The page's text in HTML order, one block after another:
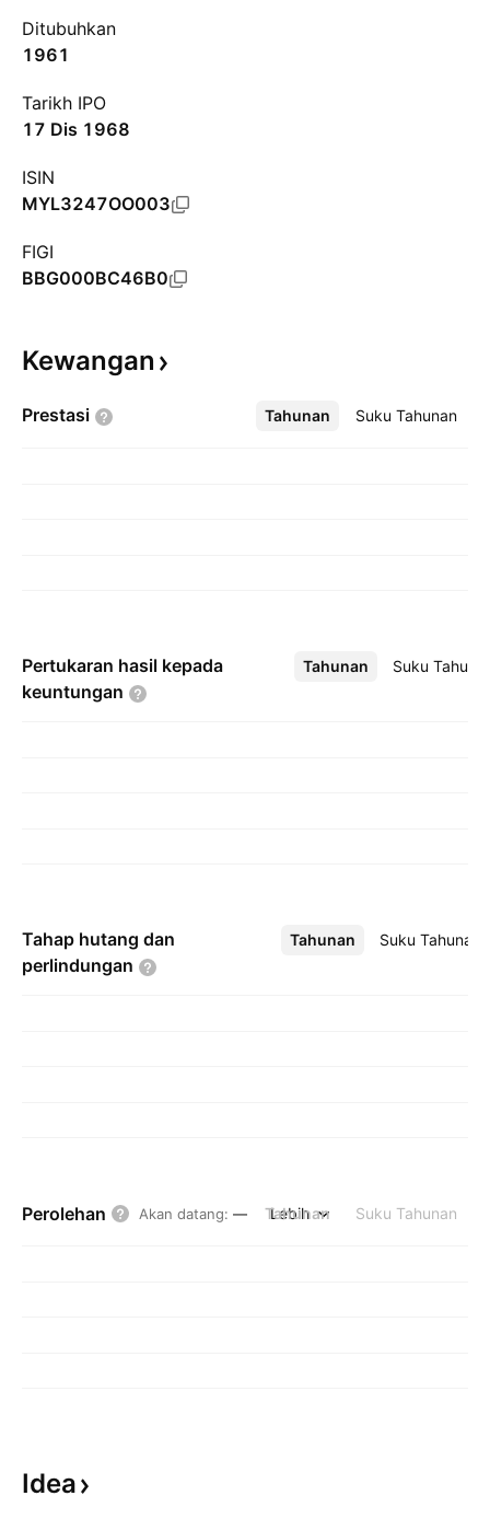
Ditubuhkan
1961
Tarikh IPO
17 Dis 1968
ISIN
MYL3247OO003
FIGI
BBG000BC46B0
Kewangan
Prestasi Tahunan Suku Tahunan
Lebih
Pertukaran hasil kepada
keuntungan
Tahunan Suku
Lebih
Tahap hutang dan
perlindungan
Tahunan Suku Tahunan
Lebih
Perolehan Akan datang: — Tahunan Suku Tahunan
Lebih
Idea